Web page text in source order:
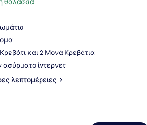
θάλασσα
Κρεβάτι και 2 Μονά Κρεβάτια
ίντερνετ
λεπτομέρειες